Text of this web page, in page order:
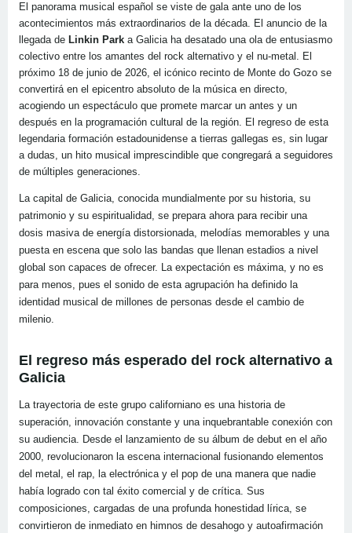
El panorama musical español se viste de gala ante uno de los
acontecimientos más extraordinarios de la década. El anuncio de la
llegada de Linkin Park a Galicia ha desatado una ola de entusiasmo
colectivo entre los amantes del rock alternativo y el nu-metal. El
próximo 18 de junio de 2026, el icónico recinto de Monte do Gozo se
convertirá en el epicentro absoluto de la música en directo,
acogiendo un espectáculo que promete marcar un antes y un
después en la programación cultural de la región. El regreso de esta
legendaria formación estadounidense a tierras gallegas es, sin lugar
a dudas, un hito musical imprescindible que congregará a seguidores
de múltiples generaciones.
La capital de Galicia, conocida mundialmente por su historia, su
patrimonio y su espiritualidad, se prepara ahora para recibir una
dosis masiva de energía distorsionada, melodías memorables y una
puesta en escena que solo las bandas que llenan estadios a nivel
global son capaces de ofrecer. La expectación es máxima, y no es
para menos, pues el sonido de esta agrupación ha definido la
identidad musical de millones de personas desde el cambio de
milenio.
El regreso más esperado del rock alternativo a
Galicia
La trayectoria de este grupo californiano es una historia de
superación, innovación constante y una inquebrantable conexión con
su audiencia. Desde el lanzamiento de su álbum de debut en el año
2000, revolucionaron la escena internacional fusionando elementos
del metal, el rap, la electrónica y el pop de una manera que nadie
había logrado con tal éxito comercial y de crítica. Sus
composiciones, cargadas de una profunda honestidad lírica, se
convirtieron de inmediato en himnos de desahogo y autoafirmación